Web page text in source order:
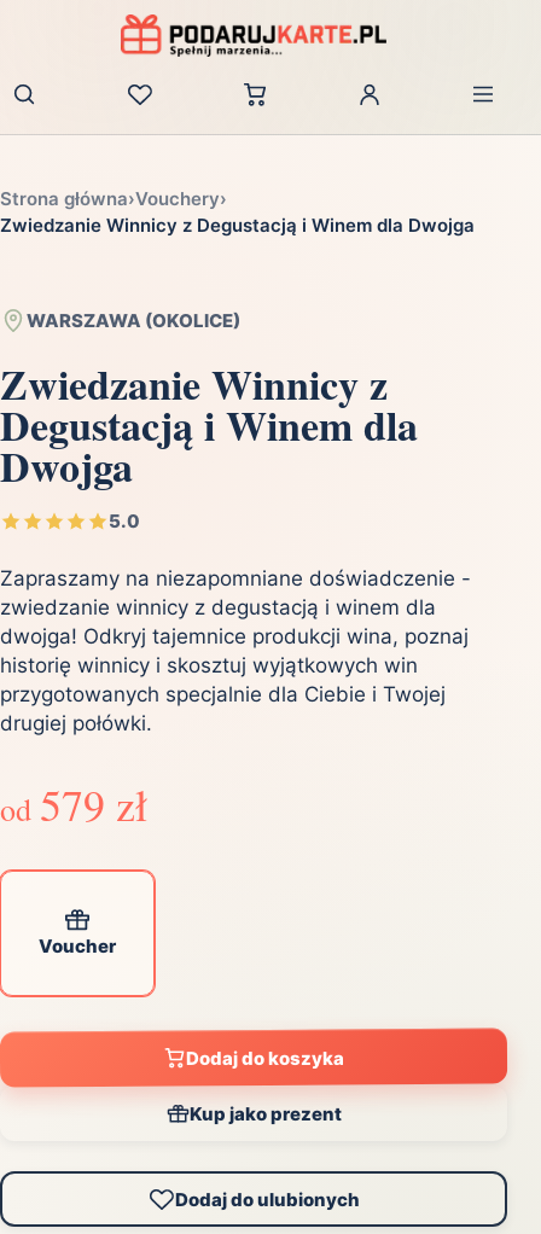
Zaloguj
Strona główna›Vouchery›
Zwiedzanie Winnicy z Degustacją i Winem dla Dwojga
WARSZAWA (OKOLICE)
Zwiedzanie Winnicy z
Degustacją i Winem dla
Dwojga
5.0
Zapraszamy na niezapomniane doświadczenie -
zwiedzanie winnicy z degustacją i winem dla
dwojga! Odkryj tajemnice produkcji wina, poznaj
historię winnicy i skosztuj wyjątkowych win
przygotowanych specjalnie dla Ciebie i Twojej
drugiej połówki.
od 579 zł
Voucher
Dodaj do koszyka
Kup jako prezent
Dodaj do ulubionych